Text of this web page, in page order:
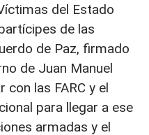
del Estado
de las
de Paz, firmado
de Juan Manuel
con las FARC y el
para llegar a ese
armadas y el